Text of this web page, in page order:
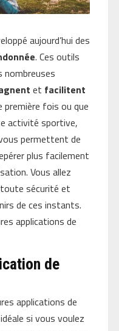
aujourd’hui des
. Ces outils
nombreuses
et facilitent
fois ou que
activité sportive,
permettent de
plus facilement
Vous allez
sécurité et
de ces instants.
applications de
de
applications de
si vous voulez